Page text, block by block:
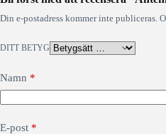
Din e-postadress kommer inte publiceras.
DITT BETYG
Namn *
E-post *